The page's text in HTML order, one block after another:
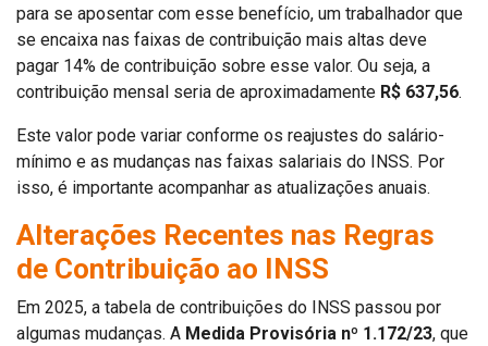
para se aposentar com esse benefício, um trabalhador que
se encaixa nas faixas de contribuição mais altas deve
pagar 14% de contribuição sobre esse valor. Ou seja, a
contribuição mensal seria de aproximadamente R$ 637,56.
Este valor pode variar conforme os reajustes do salário-
mínimo e as mudanças nas faixas salariais do INSS. Por
isso, é importante acompanhar as atualizações anuais.
Alterações Recentes nas Regras
de Contribuição ao INSS
Em 2025, a tabela de contribuições do INSS passou por
algumas mudanças. A Medida Provisória nº 1.172/23, que